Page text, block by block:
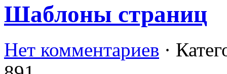
Шаблоны страниц
Нет комментариев ·